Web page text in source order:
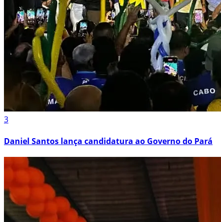
3
Daniel Santos lança candidatura ao Governo do Pará